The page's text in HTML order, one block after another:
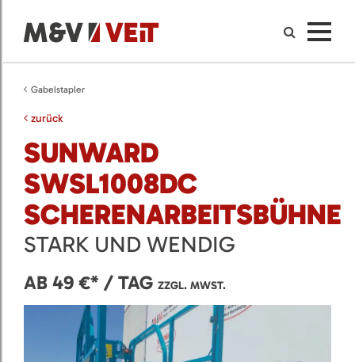
Gabelstapler
zurück
SUNWARD
SWSL1008DC
SCHERENARBEITSBÜHNE
STARK UND WENDIG
AB 49 €* / TAG ZZGL. MWST.